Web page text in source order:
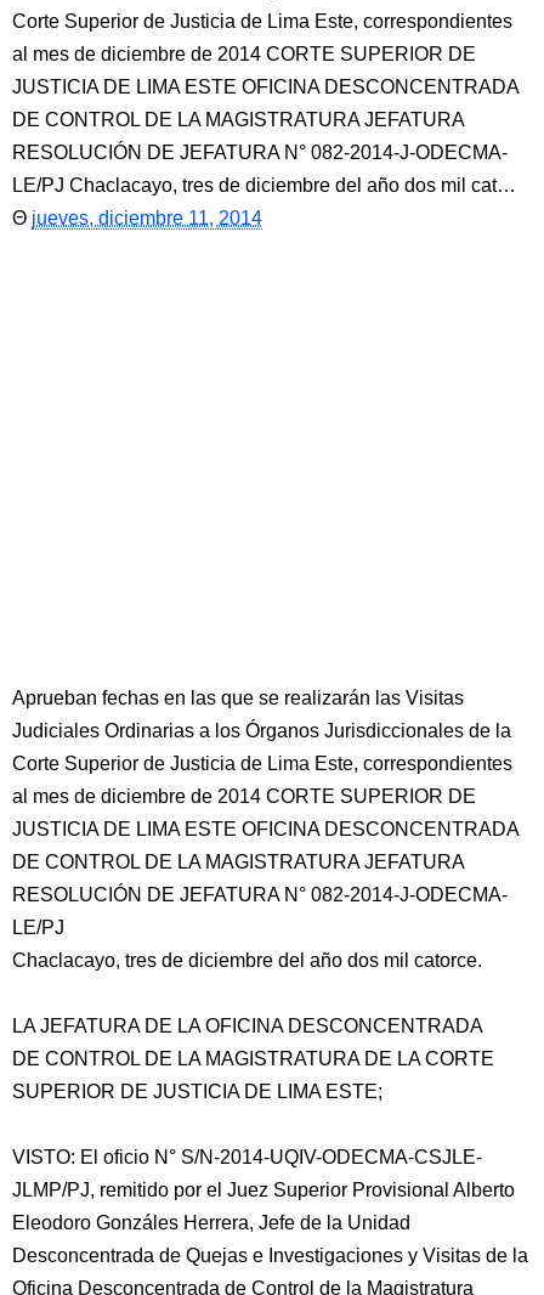
Corte Superior de Justicia de Lima Este, correspondientes
al mes de diciembre de 2014 CORTE SUPERIOR DE
JUSTICIA DE LIMA ESTE OFICINA DESCONCENTRADA
DE CONTROL DE LA MAGISTRATURA JEFATURA
RESOLUCIÓN DE JEFATURA N° 082-2014-J-ODECMA-
LE/PJ Chaclacayo, tres de diciembre del año dos mil cat…
jueves, diciembre 11, 2014
Aprueban fechas en las que se realizarán las Visitas
Judiciales Ordinarias a los Órganos Jurisdiccionales de la
Corte Superior de Justicia de Lima Este, correspondientes
al mes de diciembre de 2014 CORTE SUPERIOR DE
JUSTICIA DE LIMA ESTE OFICINA DESCONCENTRADA
DE CONTROL DE LA MAGISTRATURA JEFATURA
RESOLUCIÓN DE JEFATURA N° 082-2014-J-ODECMA-
LE/PJ
Chaclacayo, tres de diciembre del año dos mil catorce.
LA JEFATURA DE LA OFICINA DESCONCENTRADA
DE CONTROL DE LA MAGISTRATURA DE LA CORTE
SUPERIOR DE JUSTICIA DE LIMAESTE;
VISTO: El oficio N° S/N-2014-UQIV-ODECMA-CSJLE-
JLMP/PJ, remitido por el Juez Superior Provisional Alberto
Eleodoro Gonzáles Herrera, Jefe de la Unidad
Desconcentrada de Quejas e Investigaciones y Visitas de la
Oficina Desconcentrada de Control de la Magistratura